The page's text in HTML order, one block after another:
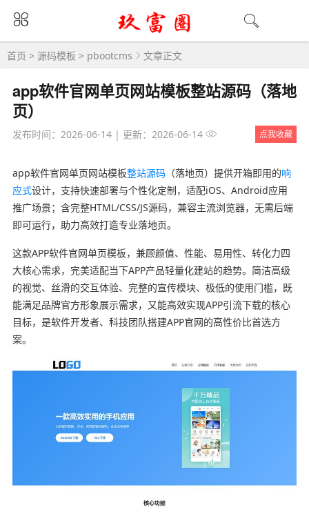
首页 > 源码模板 > pbootcms 文章正文
app软件官网单页网站模板整站源码（落地
页）
发布时间：2026-06-14| 更新：2026-06-14 点我收藏
app软件官网单页网站模板整站源码（落地页）提供开箱即用的响
应式设计，支持快速部署与个性化定制，适配iOS、Android应用
推广场景；含完整HTML/CSS/JS源码，兼容主流浏览器，无需后端
即可运行，助力高效打造专业落地页。
这款APP软件官网单页模板，兼顾颜值、性能、易用性、转化力四
大核心需求，完美适配当下APP产品轻量化建站的趋势。简洁高级
的视觉、丝滑的交互体验、完整的宣传模块、极低的使用门槛，既
能满足品牌官方形象展示需求，又能高效实现APP引流下载的核心
目标，是软件开发者、科技团队搭建APP官网的高性价比首选方
案。